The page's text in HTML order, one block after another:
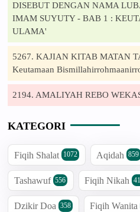
DISEBUT DENGAN NAMA
IMAM SUYUTY - BAB 1 :
ULAMA'
5267. KAJIAN KITAB MATAN
Keutamaan
2194. AMALIYAH REBO
KATEGORI
Fiqih Shalat 1072 Aqidah 859
Tashawuf 556 Fiqih Nikah
Dzikir Doa 358 Fiqih Wanita